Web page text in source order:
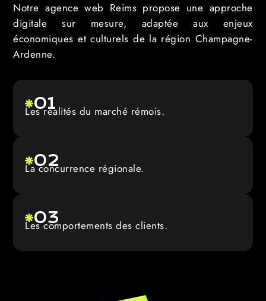
Notre agence web Reims propose une approche
digitale sur mesure, adaptée aux enjeux
économiques et culturels de la région Champagne-
Ardenne.
01
Les réalités du marché rémois.
02
La concurrence régionale.
03
Les comportements des clients.